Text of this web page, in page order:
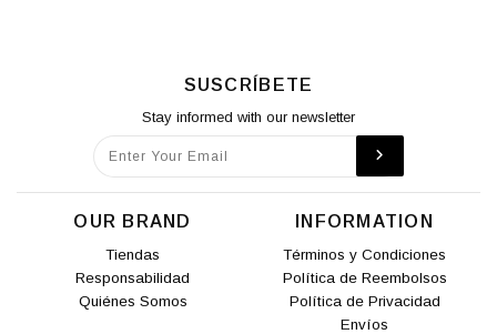
SUSCRÍBETE
Stay informed with our newsletter
OUR BRAND
Tiendas
Responsabilidad
Quiénes Somos
INFORMATION
Términos y Condiciones
Política de Reembolsos
Política de Privacidad
Envíos